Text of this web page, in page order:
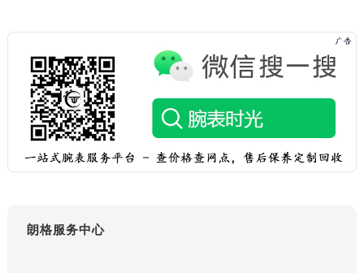
昆明市盘龙区北京路928号同德昆明广场写字楼10层06室（需提前预约）
海口市龙华区金贸东路5号海口华润大厦B座17层1707室（需提前预约）
唐山市路南区新华东道100号万达广场写字楼A座10层1002室（需提前预约）
朗格服务中心